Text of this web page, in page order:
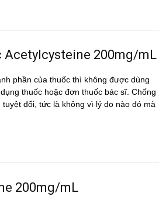
200mg/mL
phần của thuốc thì không được dùng
thuốc hoặc đơn thuốc bác sĩ. Chống
đối, tức là không vì lý do nào đó mà
200mg/mL